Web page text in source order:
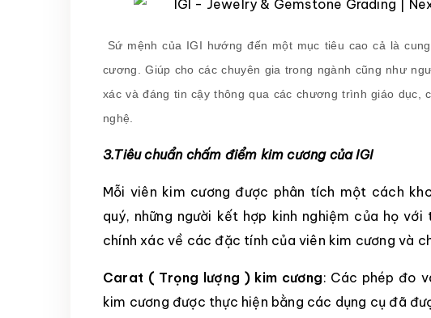
Sứ mệnh của IGI hướng đến một mục tiêu cao cả là
cương. Giúp cho các chuyên gia trong ngành cũng như
xác và đáng tin cậy thông qua các chương trình giáo dục,
nghệ.
3.Tiêu chuẩn chấm điểm kim cương của IGI
Mỗi viên kim cương được phân tích một cách
quý, những người kết hợp kinh nghiệm của họ
chính xác về các đặc tính của viên kim cương và
Carat ( Trọng lượng ) kim cương: Các phép đo
kim cương được thực hiện bằng các dụng cụ đã